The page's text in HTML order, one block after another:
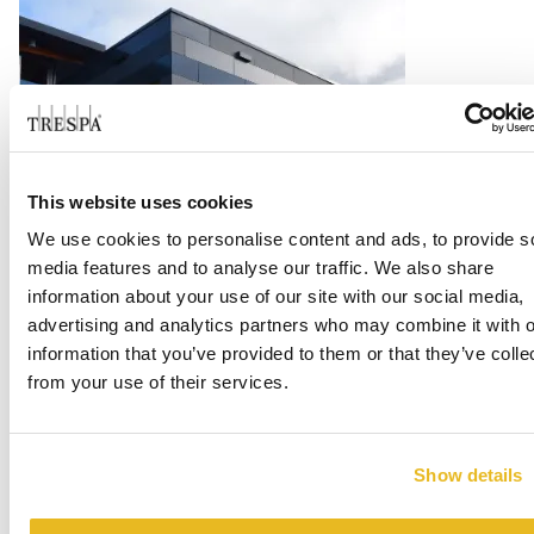
This website uses cookies
We use cookies to personalise content and ads, to provide
media features and to analyse our traffic. We also share
information about your use of our site with our social media,
advertising and analytics partners who may combine it with
information that you’ve provided to them or that they’ve
from your use of their services.
Show details
Office Centrada
Les mer